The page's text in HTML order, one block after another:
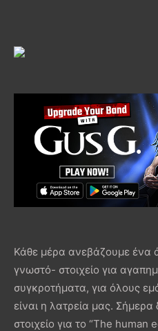
Κάθε μέρα ανεβάζουμε ένα
γνωστό- στοιχείο για
συγκροτήματα, για όλους
είναι η λατρεία μας. Σήμερα
στοιχείο για το “The